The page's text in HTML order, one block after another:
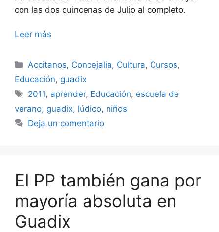
con las dos quincenas de Julio al completo.
Leer más
Categorías
Accitanos, Concejalia, Cultura, Cursos,
Educación, guadix
Etiquetas
2011, aprender, Educación, escuela de
verano, guadix, lúdico, niños
Deja un comentario
El PP también gana por
mayoría absoluta en
Guadix